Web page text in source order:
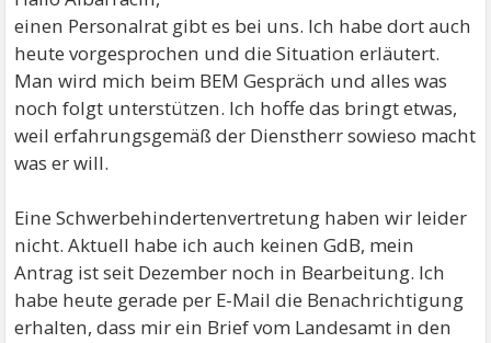
einen Personalrat gibt es bei uns. Ich habe dort auch
heute vorgesprochen und die Situation erläutert.
Man wird mich beim BEM Gespräch und alles was
noch folgt unterstützen. Ich hoffe das bringt etwas,
weil erfahrungsgemäß der Dienstherr sowieso macht
was er will.
Eine Schwerbehindertenvertretung haben wir leider
nicht. Aktuell habe ich auch keinen GdB, mein
Antrag ist seit Dezember noch in Bearbeitung. Ich
habe heute gerade per E-Mail die Benachrichtigung
erhalten, dass mir ein Brief vom Landesamt in den